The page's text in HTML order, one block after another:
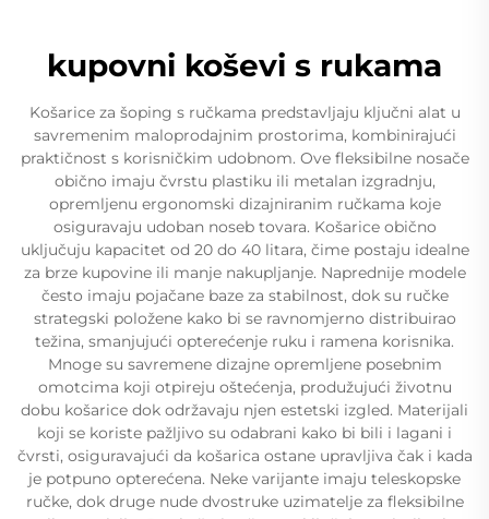
kupovni koševi s rukama
Košarice za šoping s ručkama predstavljaju ključni alat u
savremenim maloprodajnim prostorima, kombinirajući
praktičnost s korisničkim udobnom. Ove fleksibilne nosače
obično imaju čvrstu plastiku ili metalan izgradnju,
opremljenu ergonomski dizajniranim ručkama koje
osiguravaju udoban noseb tovara. Košarice obično
uključuju kapacitet od 20 do 40 litara, čime postaju idealne
za brze kupovine ili manje nakupljanje. Naprednije modele
često imaju pojačane baze za stabilnost, dok su ručke
strategski položene kako bi se ravnomjerno distribuirao
težina, smanjujući opterećenje ruku i ramena korisnika.
Mnoge su savremene dizajne opremljene posebnim
omotcima koji otpireju oštećenja, produžujući životnu
dobu košarice dok održavaju njen estetski izgled. Materijali
koji se koriste pažljivo su odabrani kako bi bili i lagani i
čvrsti, osiguravajući da košarica ostane upravljiva čak i kada
je potpuno opterećena. Neke varijante imaju teleskopske
ručke, dok druge nude dvostruke uzimatelje za fleksibilne